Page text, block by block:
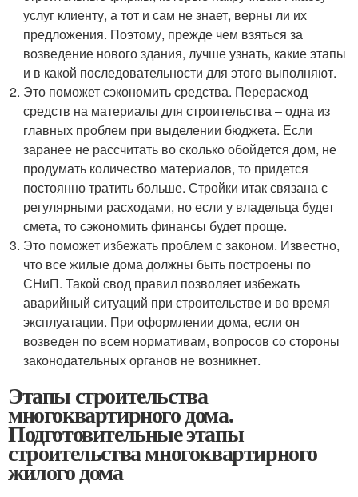
услуг клиенту, а тот и сам не знает, верны ли их
предложения. Поэтому, прежде чем взяться за
возведение нового здания, лучше узнать, какие этапы
и в какой последовательности для этого выполняют.
Это поможет сэкономить средства. Перерасход
средств на материалы для строительства – одна из
главных проблем при выделении бюджета. Если
заранее не рассчитать во сколько обойдется дом, не
продумать количество материалов, то придется
постоянно тратить больше. Стройки итак связана с
регулярными расходами, но если у владельца будет
смета, то сэкономить финансы будет проще.
Это поможет избежать проблем с законом. Известно,
что все жилые дома должны быть построены по
СНиП. Такой свод правил позволяет избежать
аварийный ситуаций при строительстве и во время
эксплуатации. При оформлении дома, если он
возведен по всем нормативам, вопросов со стороны
законодательных органов не возникнет.
Этапы строительства
многоквартирного дома.
Подготовительные этапы
строительства многоквартирного
жилого дома